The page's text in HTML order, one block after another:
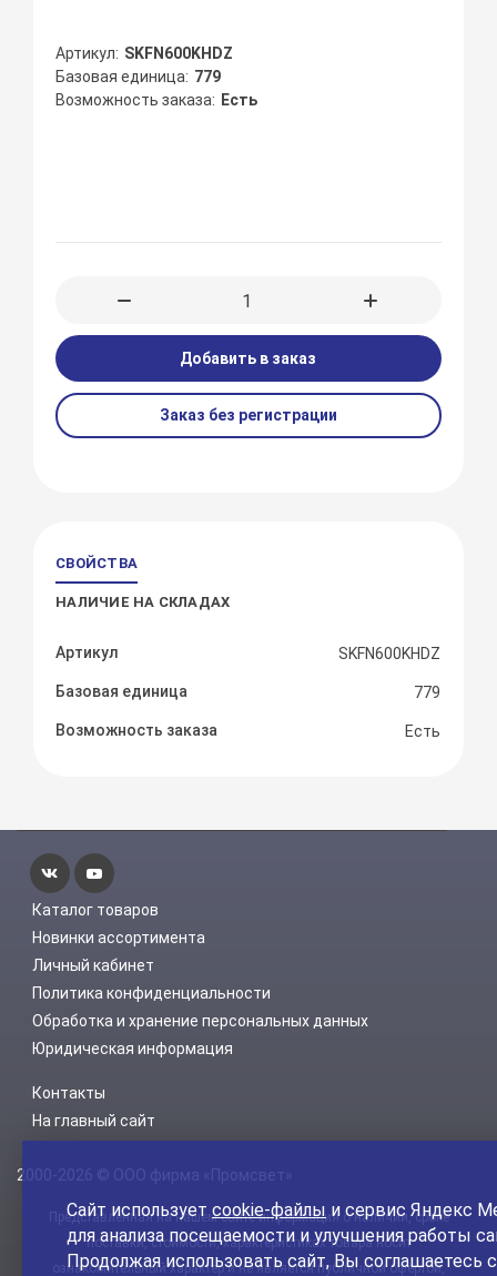
Артикул
SKFN600KHDZ
Базовая единица 779
Возможность заказа
Есть
Добавить в заказ
Заказ без регистрации
СВОЙСТВА
НАЛИЧИЕ НА СКЛАДАХ
Артикул SKFN600KHDZ
Базовая единица 779
Возможность заказа Есть
Каталог товаров
Новинки ассортимента
Личный кабинет
Политика конфиденциальности
Обработка и хранение персональных данных
Юридическая информация
Контакты
На главный сайт
2000-2026 © ООО фирма «Промсвет»
Представленная на нашем сайте информация о наличии, сроке
поставки, стоимости, характеристиках товара носит
ознакомительный характер и не является публичной офертой,
Сайт используетcookie-файлы и сервис Яндекс
для анализа посещаемости и улучшения работы
Продолжая использовать сайт, Вы соглашаетесь